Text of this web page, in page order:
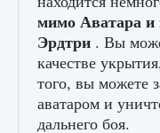
Как исправить
мимо Аватара
Эрдтри . Вы
качестве
того, вы можете
аватаром и
дальнего боя.